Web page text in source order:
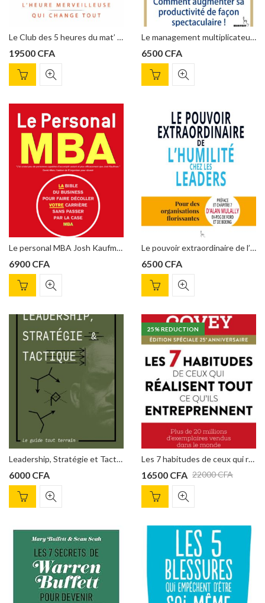
Le Club des 5 heures du mat’ – Robin Sharma
19500 CFA
Le management multiplicateur : Comment augmenter sa productivité de façon spectaculaire ! de Andrew Grove
6500 CFA
Le personal MBA Josh Kaufman ( nouveaux horizons)
6900 CFA
Le pouvoir extraordinaire de l’humilité chez les leaders, Marilyn Gist
6500 CFA
Leadership, Stratégie et Tactique Willink, Jocko
6000 CFA
25% REDUCTION
Les 7 habitudes de ceux qui réalisent tout ce qu’ils entreprennent Stephen Covey
22000CFA
16500 CFA